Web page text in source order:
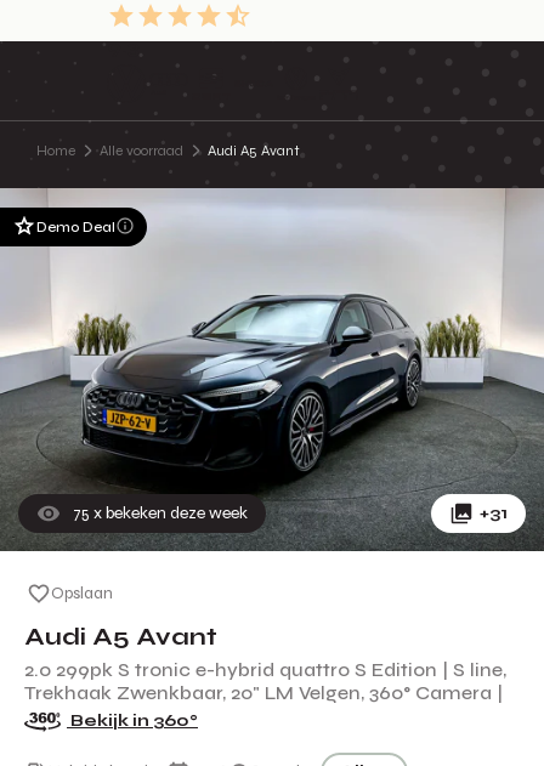
9.3
Home Alle voorraad Audi A5 Avant
Demo Deal
75 x bekeken deze week +31
Opslaan
Audi A5 Avant
2.0 299pk S tronic e-hybrid quattro S Edition | S line,
Trekhaak Zwenkbaar, 20" LM Velgen, 360° Camera |
Bekijk in 360°